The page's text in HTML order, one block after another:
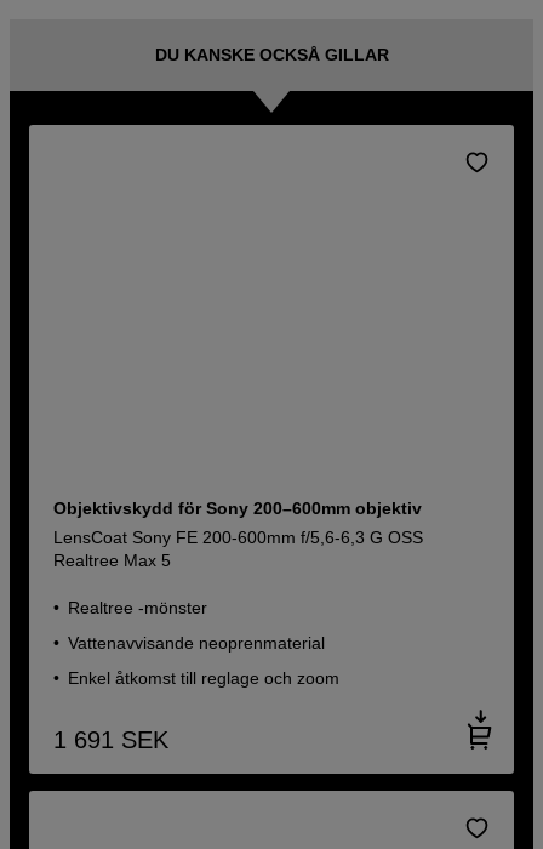
DU KANSKE OCKSÅ GILLAR
Objektivskydd för Sony 200–600mm objektiv
LensCoat Sony FE 200-600mm f/5,6-6,3 G OSS
Realtree Max 5
Realtree -mönster
Vattenavvisande neoprenmaterial
Enkel åtkomst till reglage och zoom
1 691 SEK